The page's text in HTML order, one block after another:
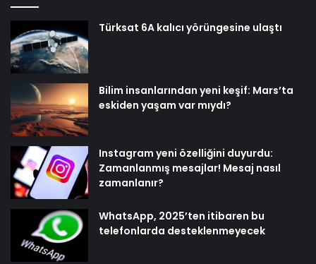
Türksat 6A kalıcı yörüngesine ulaştı
Bilim insanlarından yeni keşif: Mars’ta
eskiden yaşam var mıydı?
Instagram yeni özelliğini duyurdu:
Zamanlanmış mesajlar! Mesaj nasıl
zamanlanır?
WhatsApp, 2025’ten itibaren bu
telefonlarda desteklenmeyecek